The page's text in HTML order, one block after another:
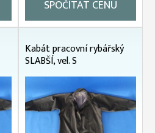
SPOČÍTAT CENU
Kabát pracovní rybářský
SLABŠÍ, vel. S